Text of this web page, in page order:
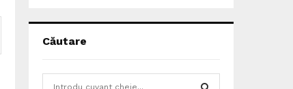
Căutare